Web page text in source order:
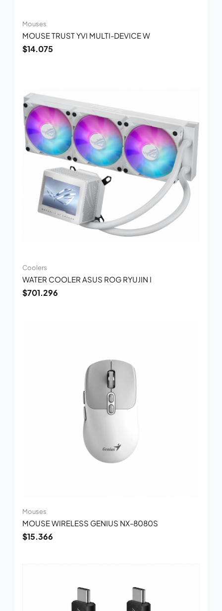
Mouses
MOUSE TRUST YVI MULTI-DEVICE W
$14.075
Coolers
WATER COOLER ASUS ROG RYUJIN I
$701.296
Mouses
MOUSE WIRELESS GENIUS NX-8080S
$15.366